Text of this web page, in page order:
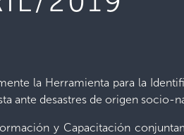
la Herramienta para la
ante desastres de origen socio-
y Capacitación